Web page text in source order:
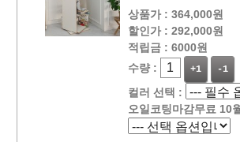
상품가 : 364,000원
할인가 : 292,000원
적립금 : 6000원
수량 :
+1 -1
컬러 선택 :
오일코팅마감무료 10